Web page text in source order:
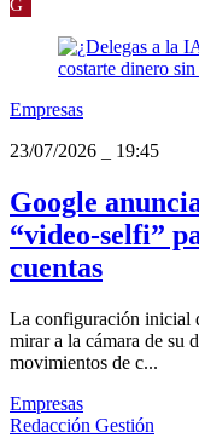
G
Empresas
23/07/2026
19:45
Google
“video-selfi”
cuentas
La configuración inicial
mirar a la cámara de su
movimientos de c...
Empresas
Redacción Gestión